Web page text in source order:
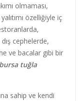
olmaması,
özelliğiyle iç
cephelerde,
ve bacalar gibi bir
bursa tuğla
sahip ve kendi